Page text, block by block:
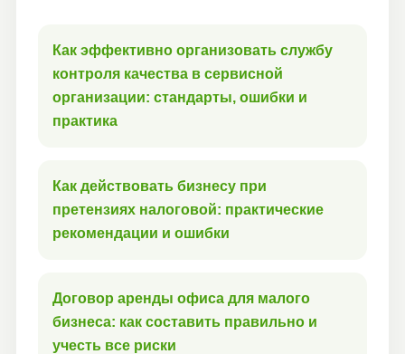
Как эффективно организовать службу
контроля качества в сервисной
организации: стандарты, ошибки и
практика
Как действовать бизнесу при
претензиях налоговой: практические
рекомендации и ошибки
Договор аренды офиса для малого
бизнеса: как составить правильно и
учесть все риски